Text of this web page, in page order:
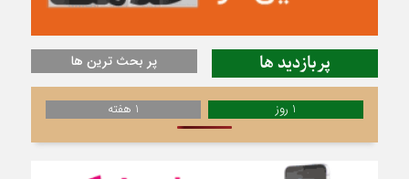
پربازدید ها پر بحث ترین ها
1 روز 1 هفته